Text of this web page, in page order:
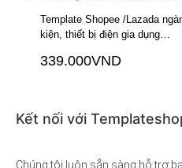
Template Shopee /Lazada
kiện, thiết bị điện gia dụng…
339.000VND
Kết nối với
Chúng tôi luôn sẵn sàng hỗ trợ